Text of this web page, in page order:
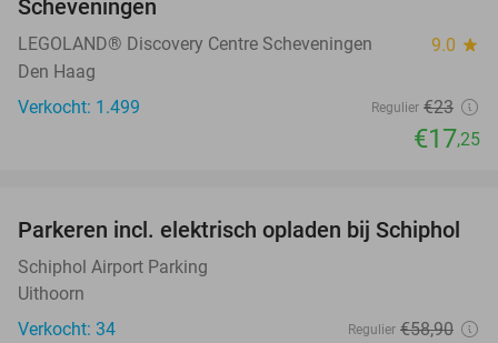
Scheveningen
LEGOLAND® Discovery Centre Scheveningen 9.0 star
Den Haag
Verkocht: 1.499
Regulier €23
€17,25
11%
Parkeren incl. elektrisch opladen bij Schiphol
Schiphol Airport Parking
Uithoorn
Verkocht: 34
Regulier €58,90